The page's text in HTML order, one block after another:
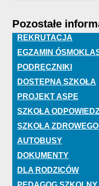
Pozostałe
REKRUTACJA
EGZAMIN
PODRĘCZNIKI
DOSTĘPNA SZKOŁA
PROJEKT ASPE
SZKOŁA
SZKOŁA
AUTOBUSY
DOKUMENTY
DLA RODZICÓW